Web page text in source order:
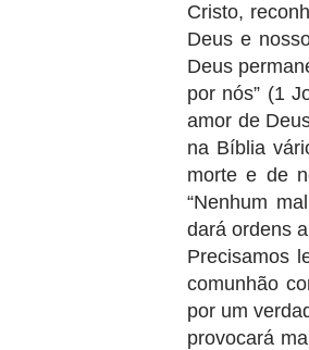
Cristo,
Deus e
Deus
por nós” (1
amor de
na Bíblia
morte e de
“Nenhum
dará ordens
Precisamos
comunhão
por um
pro­vocará